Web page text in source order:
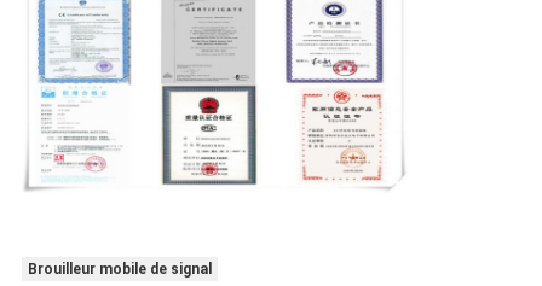
Brouilleur mobile de signal